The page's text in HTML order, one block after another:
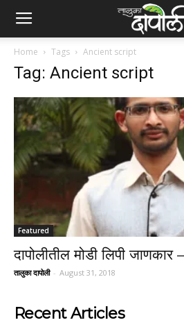
Home Tags Ancient script
Tag: Ancient script
Featured
दापोलीतील मोडी लिपी जाणकार
तालुका दापोली - August 31, 2018
Recent Articles